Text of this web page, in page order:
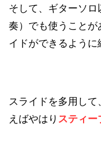
そして、ギターソ
奏）でも使うことが
イドができるように
スライドを多用し
えばやはり スティー